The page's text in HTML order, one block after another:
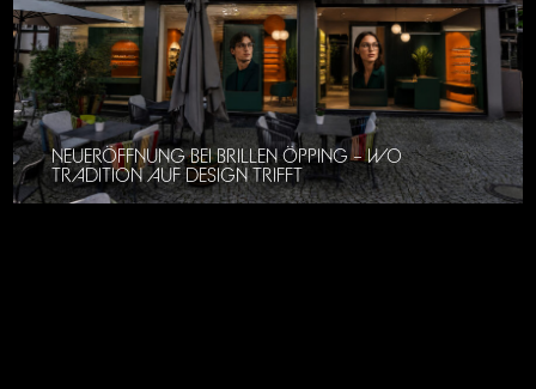
NEUERÖFFNUNG BEI BRILLEN ÖPPING – WO
TRADITION AUF DESIGN TRIFFT